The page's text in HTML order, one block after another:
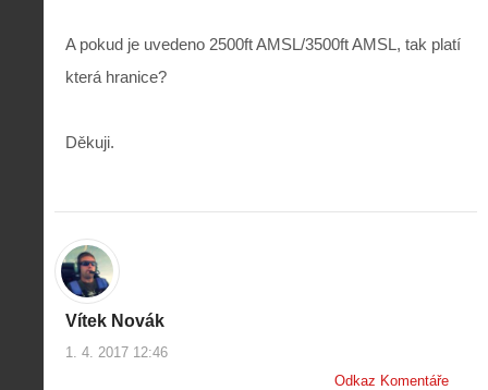
A pokud je uvedeno 2500ft AMSL/3500ft AMSL, tak platí
která hranice?
Děkuji.
Vítek Novák
1. 4. 2017 12:46
Odkaz Komentáře